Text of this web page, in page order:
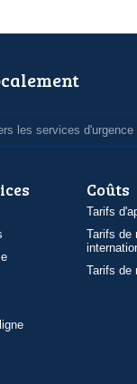
les services d'urgence
Coûts
Tarifs
Tarifs de
Tarifs de